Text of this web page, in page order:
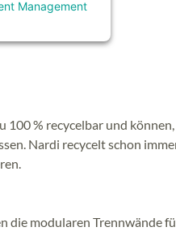
Management
% recycelbar und
Nardi recycelt schon
modularen Trennwände